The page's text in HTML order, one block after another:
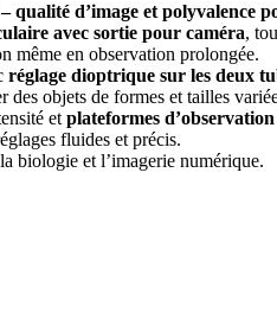
d’image et polyvalence
avec sortie pour caméra,
même en observation prolongée.
réglage dioptrique sur les deux
des objets de formes et tailles
et plateformes
fluides et précis.
biologie et l’imagerie numérique.